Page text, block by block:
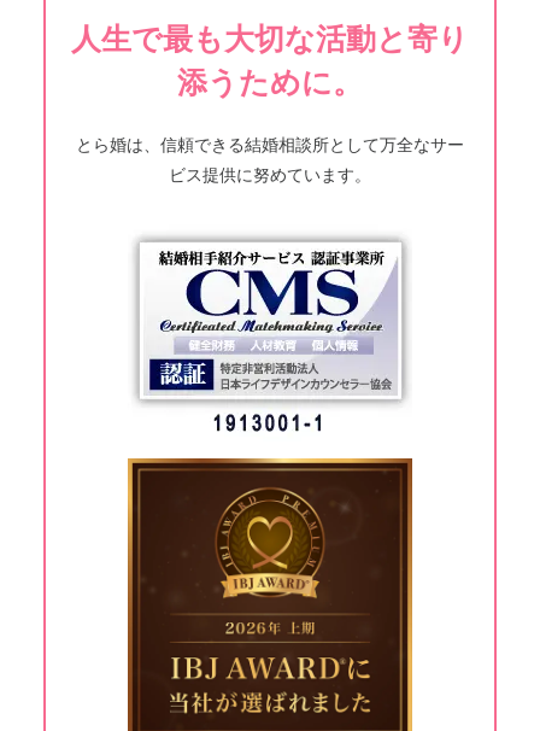
人生で最も大切な活動と寄り
添うために。
とら婚は、信頼できる結婚相談所として万全なサー
ビス提供に努めています。